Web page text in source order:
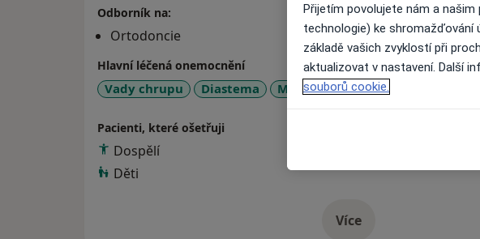
Odborník na:
Ortodoncie
Hlavní léčená onemocnění
Vady chrupu Diastema Malokluze Vady skusu
Pacienti, které ošetřuji
Dospělí
Děti
Víceo zkušenostech
Přijetím povolujete nám a
technologie) ke shromažďování
základě vašich zvyklostí při
aktualizovat v nastavení. Další
souborů cookie.